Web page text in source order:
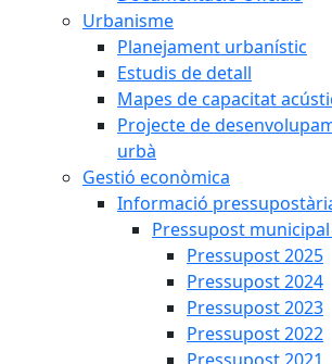
Urbanisme
Planejament urbanístic
Estudis de detall
Mapes de capacitat
Projecte de
urbà
Gestió econòmica
Informació
Pressupost
Pressupost 2025
Pressupost 2024
Pressupost 2023
Pressupost 2022